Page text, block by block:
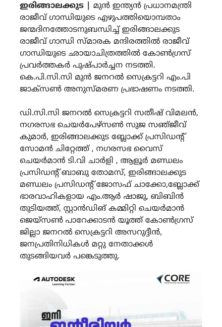
ഇരിങ്ങാലക്കുട |
മുന്‍ ഇന്ത്യന്‍ പ്രധാനമന്ത്രി
രാജീവ് ഗാന്ധിയുടെ എഴുപത്തിയൊമ്പതാം
ജന്മദിനത്തോടനുബന്ധിച്ച് ഇരിങ്ങാലക്കുട
രാജീവ് ഗാന്ധി സ്മാരക മന്ദിരത്തിൽ രാജീവ്
ഗാന്ധിയുടെ ഛായാചിത്രത്തിൽ കോൺഗ്രസ്
പ്രവർത്തകർ പുഷ്പാർച്ചന നടത്തി.
കെ.പി.സി.സി മുൻ ജനറൽ സെക്രട്ടറി എം.പി
ജാക്സൺ അനുസ്മരണ പ്രഭാഷണം നടത്തി.
ഡി.സി.സി ജനറൽ സെക്രട്ടറി സതീഷ് വിമലൻ,
നഗരസഭ ചെയർപേഴ്സൺ സുജ സഞ്‌ജീവ്
കുമാർ, ഇരിങ്ങാലക്കുട ബ്ലോക്ക് പ്രസിഡന്റ്
സോമൻ ചിറ്റേത്ത് , നഗരസഭ വൈസ്
ചെയർമാൻ ടി.വി ചാർളി , ആളൂർ മണ്ഡലം
പ്രസിഡന്റ് ബാബു തോമസ്, ഇരിങ്ങാലക്കുട
മണ്ഡലം പ്രസിഡന്റ് ജോസഫ് ചാക്കോ,ബ്ലോക്ക്‌
ഭാരവാഹികളായ എം.ആർ ഷാജു, ബിബിൻ
തുടിയത്ത്, സ്റ്റാൻഡിങ് കമ്മിറ്റി ചെയർമാൻ
ജെയ്സൺ പാറേക്കാടൻ യൂത്ത് കോൺഗ്രസ്
ജില്ലാ ജനറൽ സെക്രട്ടറി അസറുദ്ദീൻ,
ജനപ്രതിനിധികൾ മറ്റു നേതാക്കൾ
തുടങ്ങിയവർ പങ്കെടുത്തു.